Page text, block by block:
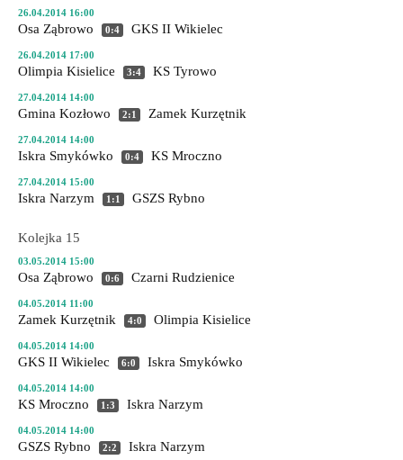
26.04.2014 16:00
Osa Ząbrowo 0:4 GKS II Wikielec
26.04.2014 17:00
Olimpia Kisielice 3:4 KS Tyrowo
27.04.2014 14:00
Gmina Kozłowo 2:1 Zamek Kurzętnik
27.04.2014 14:00
Iskra Smykówko 0:4 KS Mroczno
27.04.2014 15:00
Iskra Narzym 1:1 GSZS Rybno
Kolejka 15
03.05.2014 15:00
Osa Ząbrowo 0:6 Czarni Rudzienice
04.05.2014 11:00
Zamek Kurzętnik 4:0 Olimpia Kisielice
04.05.2014 14:00
GKS II Wikielec 6:0 Iskra Smykówko
04.05.2014 14:00
KS Mroczno 1:3 Iskra Narzym
04.05.2014 14:00
GSZS Rybno 2:2 Iskra Narzym